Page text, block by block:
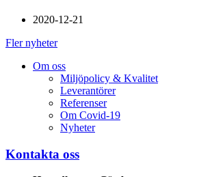
2020-12-21
Fler nyheter
Om oss
Miljöpolicy & Kvalitet
Leverantörer
Referenser
Om Covid-19
Nyheter
Kontakta oss